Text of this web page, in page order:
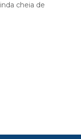
cheia de